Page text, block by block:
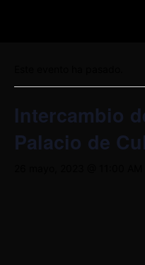
Intercambio
Palacio de